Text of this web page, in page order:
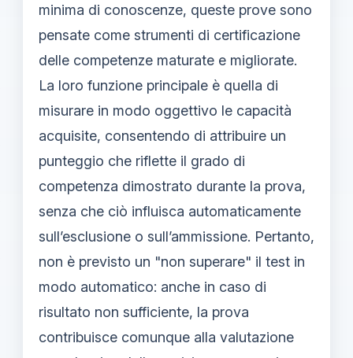
minima di conoscenze, queste prove sono
pensate come strumenti di certificazione
delle competenze maturate e migliorate.
La loro funzione principale è quella di
misurare in modo oggettivo le capacità
acquisite, consentendo di attribuire un
punteggio che riflette il grado di
competenza dimostrato durante la prova,
senza che ciò influisca automaticamente
sull’esclusione o sull’ammissione. Pertanto,
non è previsto un "non superare" il test in
modo automatico: anche in caso di
risultato non sufficiente, la prova
contribuisce comunque alla valutazione